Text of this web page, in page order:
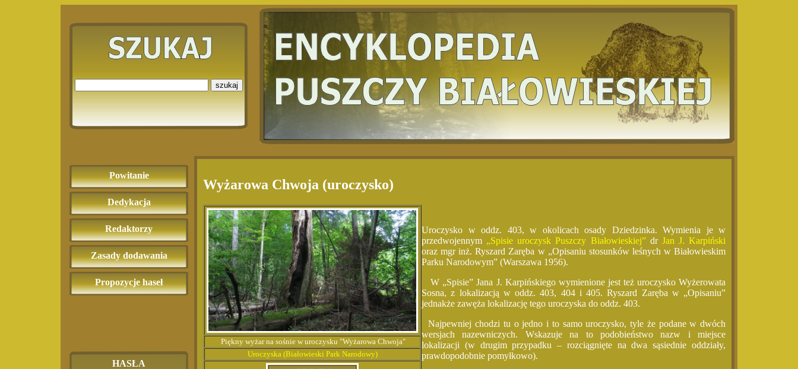
Powitanie
Dedykacja
Redaktorzy
Zasady dodawania
Propozycje haseł
HASŁA
Wyżarowa Chwoja (uroczysko)
Piękny wyżar na sośnie w uroczysku "Wyżarowa Chwoja"
Uroczyska (Białowieski Park Narodowy)
Uroczysko w oddz. 403, w okolicach osady Dziedzinka. Wymienia je w
przedwojennym „Spisie uroczysk Puszczy Białowieskiej” dr Jan J. Karpiński
oraz mgr inż. Ryszard Zaręba w „Opisaniu stosunków leśnych w Białowieskim
Parku Narodowym” (Warszawa 1956).
W „Spisie” Jana J. Karpińskiego wymienione jest też uroczysko Wyżerowata
Sosna, z lokalizacją w oddz. 403, 404 i 405. Ryszard Zaręba w „Opisaniu”
jednakże zawęża lokalizację tego uroczyska do oddz. 403.
Najpewniej chodzi tu o jedno i to samo uroczysko, tyle że podane w dwóch
wersjach nazewniczych. Wskazuje na to podobieństwo nazw i miejsce
lokalizacji (w drugim przypadku – rozciągnięte na dwa sąsiednie oddziały,
prawdopodobnie pomyłkowo).